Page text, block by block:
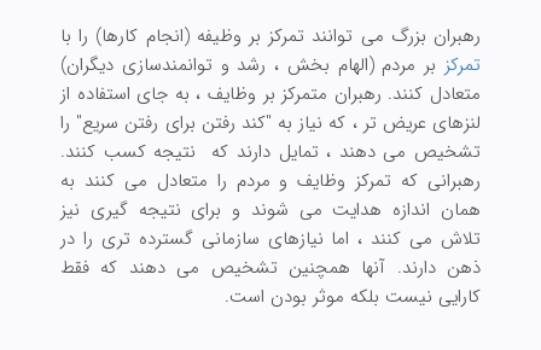
رهبران بزرگ می توانند تمرکز بر وظیفه (انجام کارها) را با
تمرکز بر مردم (الهام بخش ، رشد و توانمندسازی دیگران)
متعادل کنند. رهبران متمرکز بر وظایف ، به جای استفاده از
لنزهای عریض تر ، که نیاز به "کند رفتن برای رفتن سریع" را
تشخیص می دهند ، تمایل دارند که نتیجه کسب کنند.
رهبرانی که تمرکز وظایف و مردم را متعادل می کنند به
همان اندازه هدایت می شوند و برای نتیجه گیری نیز
تلاش می کنند ، اما نیازهای سازمانی گسترده تری را در
ذهن دارند. آنها همچنین تشخیص می دهند که فقط
کارایی نیست بلکه موثر بودن است.